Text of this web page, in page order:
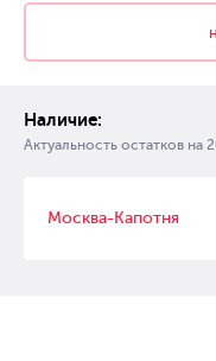
Наличие:
Актуальность остатков на
Москва-Капотня